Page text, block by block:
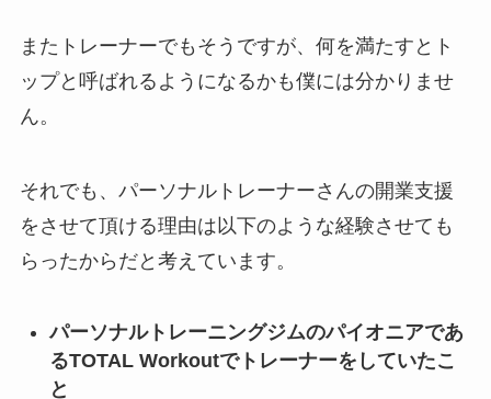
またトレーナーでもそうですが、何を満たすとト
ップと呼ばれるようになるかも僕には分かりませ
ん。
それでも、パーソナルトレーナーさんの開業支援
をさせて頂ける理由は以下のような経験させても
らったからだと考えています。
パーソナルトレーニングジムのパイオニアであ
るTOTAL Workoutでトレーナーをしていたこ
と